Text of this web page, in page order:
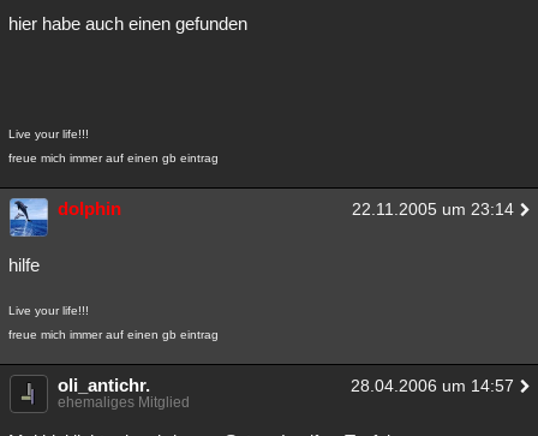
hier habe auch einen gefunden
Live your life!!!
freue mich immer auf einen gb eintrag
dolphin 22.11.2005 um 23:14
hilfe
Live your life!!!
freue mich immer auf einen gb eintrag
oli_antichr. 28.04.2006 um 14:57
ehemaliges Mitglied